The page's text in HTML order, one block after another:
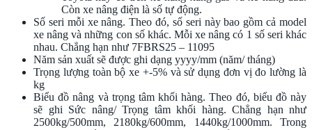
Còn xe nâng điện là số tự động.
Số seri mỗi xe nâng. Theo đó, số seri này bao gồm cả model
xe nâng và những con số khác. Mỗi xe nâng có 1 số seri khác
nhau. Chẳng hạn như 7FBRS25 – 11095
Năm sản xuất sẽ được ghi dạng yyyy/mm (năm/ tháng)
Trọng lượng toàn bộ xe +-5% và sử dụng đơn vị đo lường là
kg
Biểu đồ nâng và trọng tâm khối hàng. Theo đó, biểu đồ này
sẽ ghi Sức nâng/ Trọng tâm khối hàng. Chẳng hạn như
2500kg/500mm, 2180kg/600mm, 1440kg/1000mm. Trong